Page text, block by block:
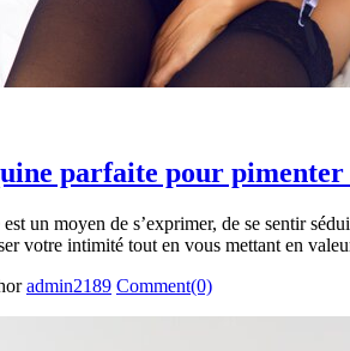
parfaite pour
un moyen de s’exprimer, de se sentir
votre intimité tout en vous mettant en
admin2189 Comment(0)